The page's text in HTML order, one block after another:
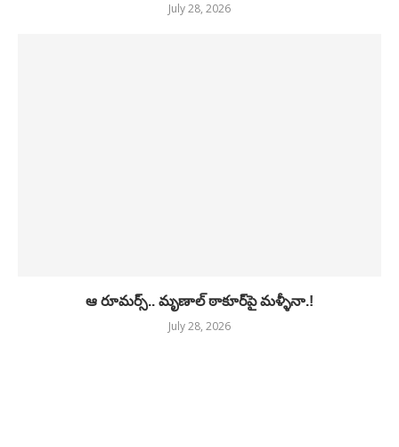
July 28, 2026
ఆ రూమర్స్.. మృణాల్ ఠాకూర్‌పై మళ్ళీనా.!
July 28, 2026